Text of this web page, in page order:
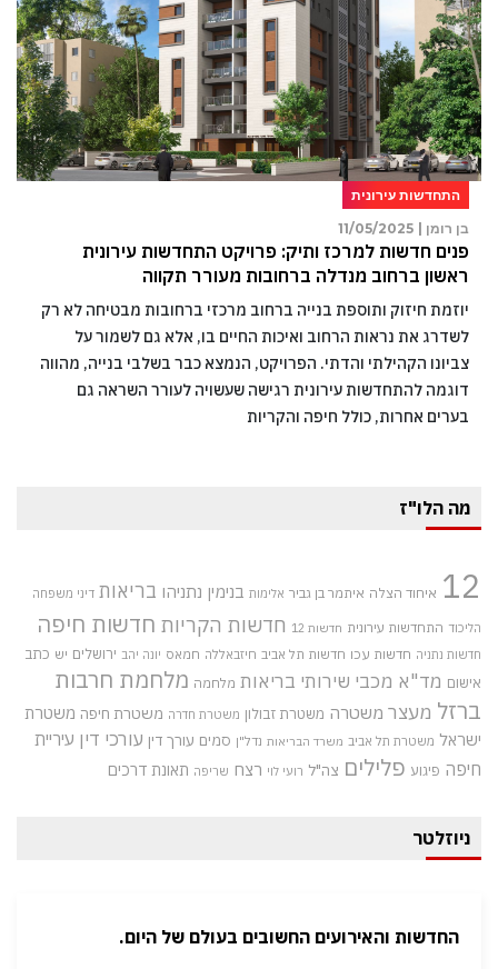
התחדשות עירונית
בן רומן |
11/05/2025
פנים חדשות למרכז ותיק: פרויקט התחדשות עירונית
ראשון ברחוב מנדלה ברחובות מעורר תקווה
יוזמת חיזוק ותוספת בנייה ברחוב מרכזי ברחובות מבטיחה לא רק
לשדרג את נראות הרחוב ואיכות החיים בו, אלא גם לשמור על
צביונו הקהילתי והדתי. הפרויקט, הנמצא כבר בשלבי בנייה, מהווה
דוגמה להתחדשות עירונית רגישה שעשויה לעורר השראה גם
בערים אחרות, כולל חיפה והקריות
מה הלו"ז
12 איחוד הצלה איתמר בן גביר אלימות בנימין נתניהו בריאות דיני משפחה
הליכוד התחדשות עירונית חדשות 12 חדשות הקריות חדשות חיפה
חדשות נתניה חדשות עכו חדשות תל אביב חיזבאללה חמאס יונה יהב ירושלים יש כתב
אישום מד"א מכבי שירותי בריאות מלחמה מלחמת חרבות
ברזל מעצר משטרה משטרת זבולון משטרת חדרה משטרת חיפה משטרת
ישראל משטרת תל אביב משרד הבריאות נדל"ן סמים עורך דין עורכי דין עיריית
חיפה פיגוע פלילים צה"ל רועי לוי רצח שריפה תאונת דרכים
ניוזלטר
החדשות והאירועים החשובים בעולם של היום.